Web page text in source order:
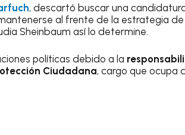
, descartó buscar una
al frente de la estrategia de
Sheinbaum así lo determine.
políticas debido a la
Ciudadana, cargo que ocupa